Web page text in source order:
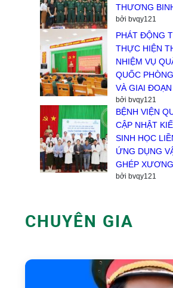
THƯƠNG
bởi bvqy121
PHÁT ĐỘNG
THỰC HIỆN
NHIỆM VỤ
QUỐC
VÀ GIAI
bởi bvqy121
BỆNH VIỆN
CẬP NHẬT
SINH HỌC
ỨNG DỤNG
GHÉP
bởi bvqy121
CHUYÊN GIA